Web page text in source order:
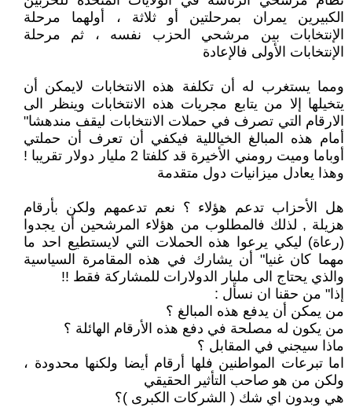
الكبيرين يمران بمرحلتين أو ثلاثة ، أولهما مرحلة
الإنتخابات بين مرشحي الحزب نفسه ، ثم مرحلة
الإنتخابات الأولى فالإعادة
ومما يستغرب له أن تكلفة هذه الانتخابات لايمكن أن
يتخيلها إلا من يتابع مجريات هذه الانتخابات وينظر الى
الارقام التي تصرف في حملات الانتخابات ليقف مندهشا"
أمام هذه المبالغ الخياللية فيكفي أن تعرف أن حملتي
أوباما وميت رومني الأخيرة قد كلفتا 2 مليار دولار تقريبا !
وهذا يعادل ميزانيات دول متقدمة
هل الأحزاب تدعم هؤلاء ؟ نعم تدعمهم ولكن بأرقام
هزيلة , لذلك فالمطلوب من هؤلاء المرشحين أن يجدوا
(رعاة) ليكي يرعوا هذه الحملات التي لايستطيع احد ما
مهما كان غنيا" أن يشارك في هذه المقامرة السياسية
والذي يحتاج الى مليار الدولارات للمشاركة فقط !!
إذا" من حقنا ان نسأل :
من يمكن أن يدفع هذه المبالغ ؟
من يكون له مصلحة في دفع هذه الأرقام الهائلة ؟
ماذا سيجني في المقابل ؟
اما تبرعات المواطنين فلها أرقام أيضا ولكنها محدودة ،
ولكن من هو صاحب التأثير الحقيقي
هي وبدون اي شك ( الشركات الكبرى )؟